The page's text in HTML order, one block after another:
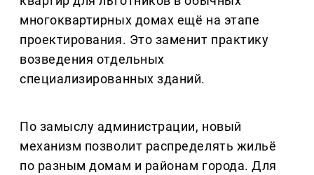
многоквартирных домах ещё на этапе
проектирования. Это заменит практику
возведения отдельных
специализированных зданий.
По замыслу администрации, новый
механизм позволит распределять жильё
по разным домам и районам города. Для